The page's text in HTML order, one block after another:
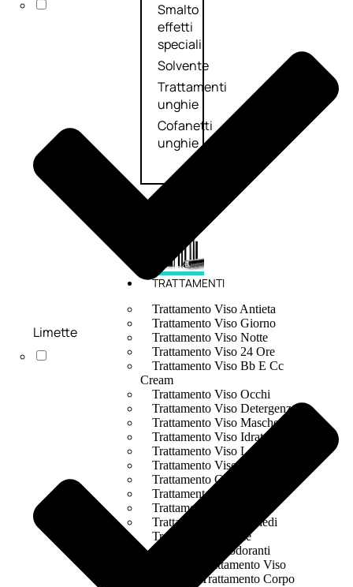
Smalto
effetti
speciali
Solvente
Trattamenti
unghie
Cofanetti
unghie
TRATTAMENTI
Trattamento Viso Antieta
Trattamento Viso Giorno
Trattamento Viso Notte
Trattamento Viso 24 Ore
Trattamento Viso Bb E Cc
Cream
Trattamento Viso Occhi
Trattamento Viso Detergenza
Trattamento Viso Maschere
Trattamento Viso Idratante
Trattamento Viso Labbra
Trattamento Viso Sieri
Trattamento Collo e Decolleté
Trattamento Corpo
Trattamento Anticellulite
Trattamento Mani e Piedi
Trattamento Unghie
Trattamento Deodoranti
Cofanetti Trattamento Viso
Cofanetti Trattamento Corpo
Limette